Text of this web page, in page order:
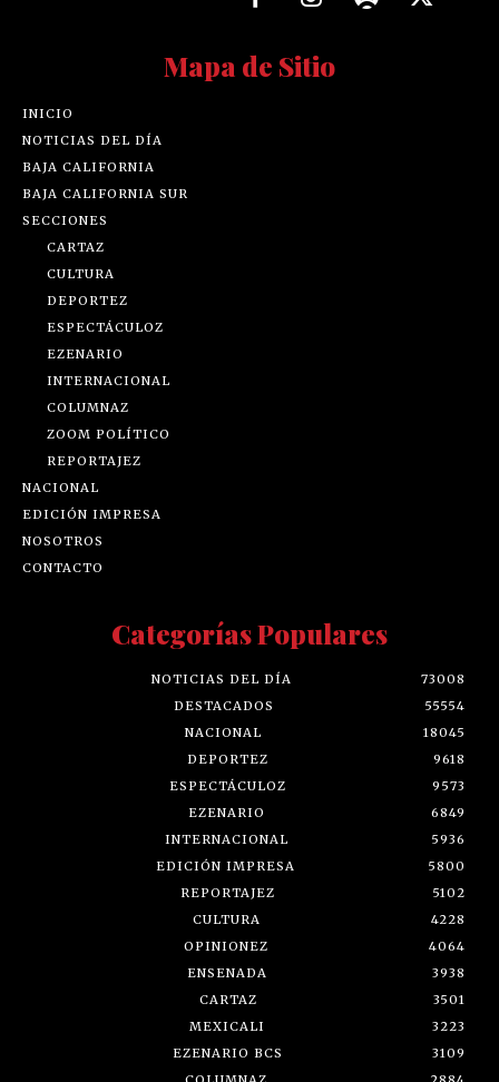
Mapa de Sitio
INICIO
NOTICIAS DEL DÍA
BAJA CALIFORNIA
BAJA CALIFORNIA SUR
SECCIONES
CARTAZ
CULTURA
DEPORTEZ
ESPECTÁCULOZ
EZENARIO
INTERNACIONAL
COLUMNAZ
ZOOM POLÍTICO
REPORTAJEZ
NACIONAL
EDICIÓN IMPRESA
NOSOTROS
CONTACTO
Categorías Populares
NOTICIAS DEL DÍA
73008
DESTACADOS
55554
NACIONAL
18045
DEPORTEZ
9618
ESPECTÁCULOZ
9573
EZENARIO
6849
INTERNACIONAL
5936
EDICIÓN IMPRESA
5800
REPORTAJEZ
5102
CULTURA
4228
OPINIONEZ
4064
ENSENADA
3938
CARTAZ
3501
MEXICALI
3223
EZENARIO BCS
3109